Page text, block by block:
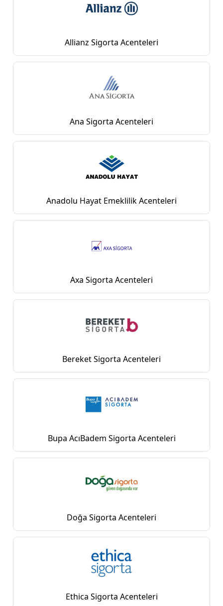
Allianz Sigorta Acenteleri
Ana Sigorta Acenteleri
Anadolu Hayat Emeklilik Acenteleri
Axa Sigorta Acenteleri
Bereket Sigorta Acenteleri
Bupa AcıBadem Sigorta Acenteleri
Doğa Sigorta Acenteleri
Ethica Sigorta Acenteleri